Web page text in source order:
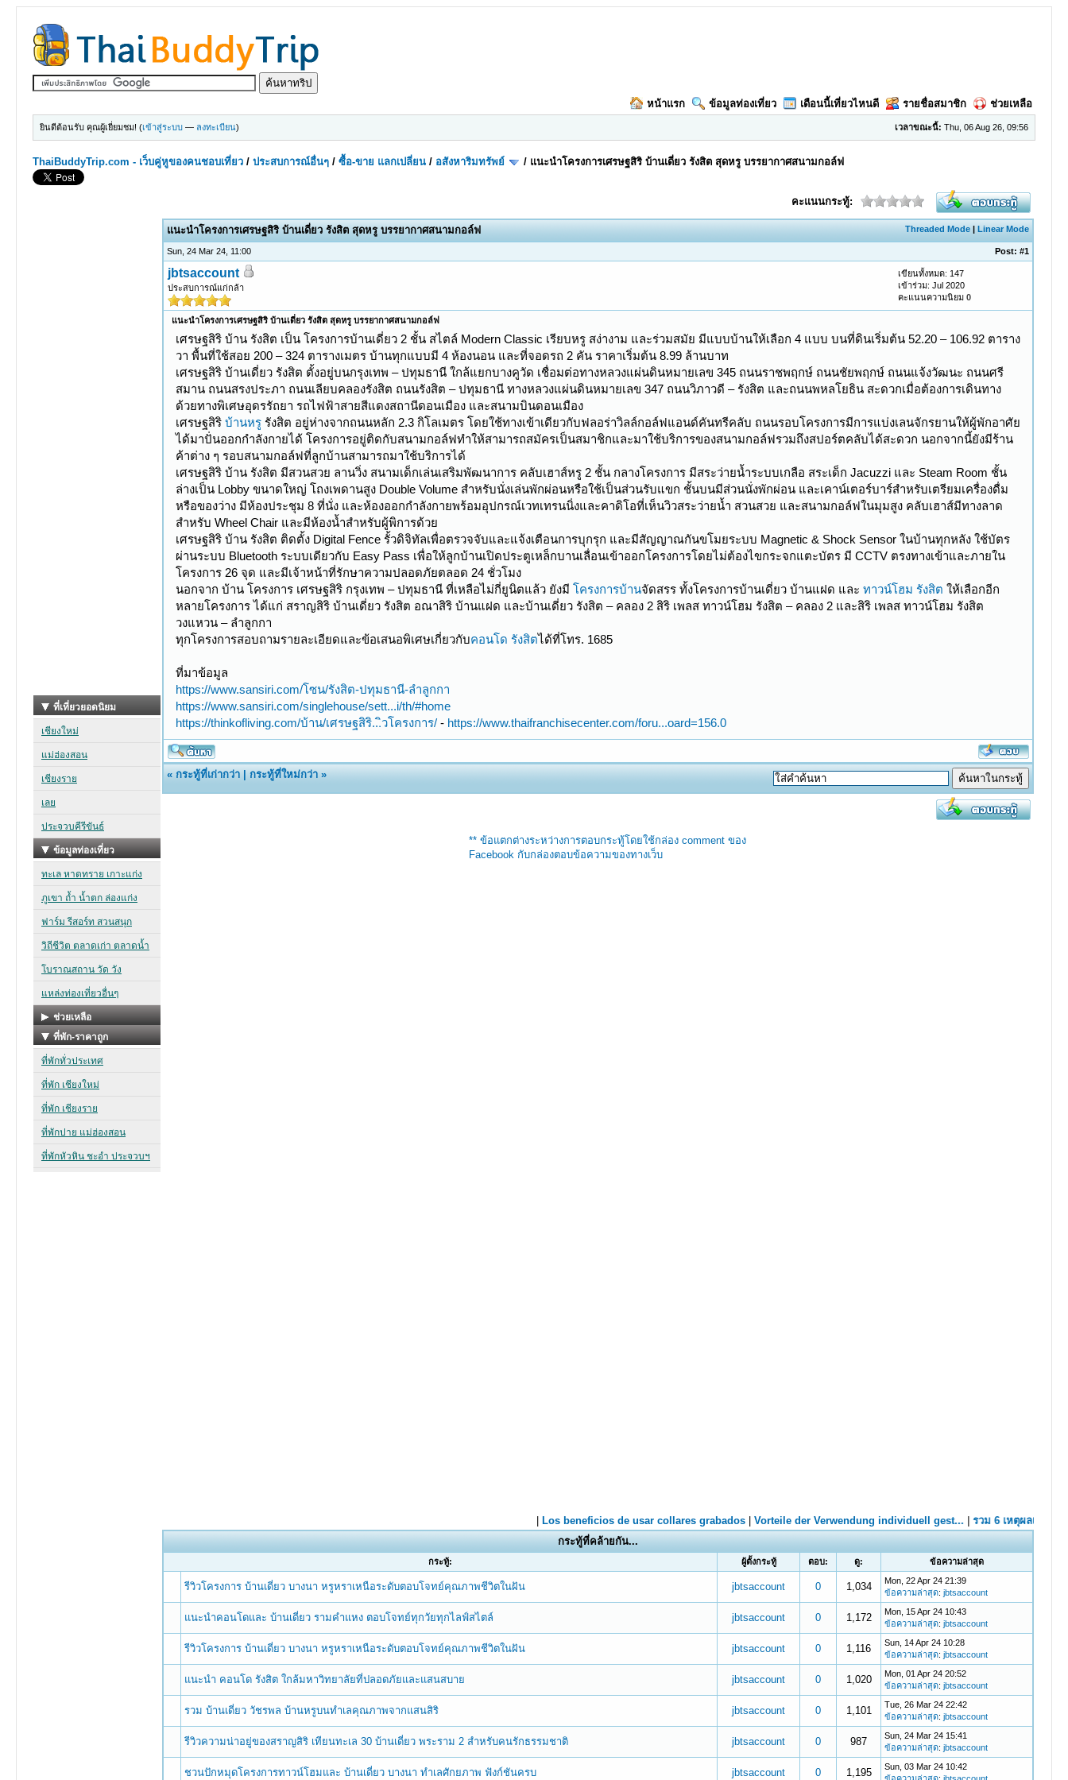
หน้าแรก ข้อมูลท่องเที่ยว เดือนนี้เที่ยวไหนดี รายชื่อสมาชิก ช่วยเหลือ
เวลาขณะนี้: Thu, 06 Aug 26, 09:56
ยินดีต้อนรับ คุณผู้เยี่ยมชม! (เข้าสู่ระบบ — ลงทะเบียน)
ThaiBuddyTrip.com - เว็บคู่หูของคนชอบเที่ยว /ประสบการณ์อื่นๆ /ซื้อ-ขาย แลกเปลี่ยน / อสังหาริมทรัพย์ / แนะนำโครงการเศรษฐสิริ บ้านเดี่ยว รังสิต สุดหรู บรรยากาศสนามกอล์ฟ
คะแนนกระทู้:
Threaded Mode |Linear Mode
แนะนำโครงการเศรษฐสิริ บ้านเดี่ยว รังสิต สุดหรู บรรยากาศสนามกอล์ฟ
Sun, 24 Mar 24, 11:00 Post:#1
jbtsaccount
ประสบการณ์แก่กล้า
เขียนทั้งหมด: 147
เข้าร่วม: Jul 2020
คะแนนความนิยม0
แนะนำโครงการเศรษฐสิริ บ้านเดี่ยว รังสิต สุดหรู บรรยากาศสนามกอล์ฟ
เศรษฐสิริ บ้าน รังสิต เป็น โครงการบ้านเดี่ยว 2 ชั้น สไตล์ Modern Classic เรียบหรู สง่างาม และร่วมสมัย มีแบบบ้านให้เลือก 4 แบบ บนที่ดินเริ่มต้น 52.20 – 106.92 ตาราง
วา พื้นที่ใช้สอย 200 – 324 ตารางเมตร บ้านทุกแบบมี 4 ห้องนอน และที่จอดรถ 2 คัน ราคาเริ่มต้น 8.99 ล้านบาท
เศรษฐสิริ บ้านเดี่ยว รังสิต ตั้งอยู่บนกรุงเทพ – ปทุมธานี ใกล้แยกบางคูวัด เชื่อมต่อทางหลวงแผ่นดินหมายเลข 345 ถนนราชพฤกษ์ ถนนชัยพฤกษ์ ถนนแจ้งวัฒนะ ถนนศรี
สมาน ถนนสรงประภา ถนนเลียบคลองรังสิต ถนนรังสิต – ปทุมธานี ทางหลวงแผ่นดินหมายเลข 347 ถนนวิภาวดี – รังสิต และถนนพหลโยธิน สะดวกเมื่อต้องการเดินทาง
ด้วยทางพิเศษอุดรรัถยา รถไฟฟ้าสายสีแดงสถานีดอนเมือง และสนามบินดอนเมือง
เศรษฐสิริบ้านหรู รังสิต อยู่ห่างจากถนนหลัก 2.3 กิโลเมตร โดยใช้ทางเข้าเดียวกับฟลอร่าวิลล์กอล์ฟแอนด์คันทรีคลับ ถนนรอบโครงการมีการแบ่งเลนจักรยานให้ผู้พักอาศัย
ได้มาปั่นออกกำลังกายได้ โครงการอยู่ติดกับสนามกอล์ฟทำให้สามารถสมัครเป็นสมาชิกและมาใช้บริการของสนามกอล์ฟรวมถึงสปอร์ตคลับได้สะดวก นอกจากนี้ยังมีร้าน
ค้าต่าง ๆ รอบสนามกอล์ฟที่ลูกบ้านสามารถมาใช้บริการได้
เศรษฐสิริ บ้าน รังสิต มีสวนสวย ลานวิ่ง สนามเด็กเล่นเสริมพัฒนาการ คลับเฮาส์หรู 2 ชั้น กลางโครงการ มีสระว่ายน้ำระบบเกลือ สระเด็ก Jacuzzi และ Steam Room ชั้น
ล่างเป็น Lobby ขนาดใหญ่ โถงเพดานสูง Double Volume สำหรับนั่งเล่นพักผ่อนหรือใช้เป็นส่วนรับแขก ชั้นบนมีส่วนนั่งพักผ่อน และเคาน์เตอร์บาร์สำหรับเตรียมเครื่องดื่ม
หรือของว่าง มีห้องประชุม 8 ที่นั่ง และห้องออกกำลังกายพร้อมอุปกรณ์เวทเทรนนิ่งและคาดิโอที่เห็นวิวสระว่ายน้ำ สวนสวย และสนามกอล์ฟในมุมสูง คลับเฮาส์มีทางลาด
สำหรับ Wheel Chair และมีห้องน้ำสำหรับผู้พิการด้วย
เศรษฐสิริ บ้าน รังสิต ติดตั้ง Digital Fence รั้วดิจิทัลเพื่อตรวจจับและแจ้งเตือนการบุกรุก และมีสัญญาณกันขโมยระบบ Magnetic & Shock Sensor ในบ้านทุกหลัง ใช้บัตร
ผ่านระบบ Bluetooth ระบบเดียวกับ Easy Pass เพื่อให้ลูกบ้านเปิดประตูเหล็กบานเลื่อนเข้าออกโครงการโดยไม่ต้องไขกระจกแตะบัตร มี CCTV ตรงทางเข้าและภายใน
โครงการ 26 จุด และมีเจ้าหน้าที่รักษาความปลอดภัยตลอด 24 ชั่วโมง
นอกจาก บ้าน โครงการ เศรษฐสิริ กรุงเทพ – ปทุมธานี ที่เหลือไม่กี่ยูนิตแล้ว ยังมีโครงการบ้านจัดสรร ทั้งโครงการบ้านเดี่ยว บ้านแฝด และทาวน์โฮม รังสิต ให้เลือกอีก
หลายโครงการ ได้แก่ สราญสิริ บ้านเดี่ยว รังสิต อณาสิริ บ้านแฝด และบ้านเดี่ยว รังสิต – คลอง 2 สิริ เพลส ทาวน์โฮม รังสิต – คลอง 2 และสิริ เพลส ทาวน์โฮม รังสิต
วงแหวน – ลำลูกกา
ทุกโครงการสอบถามรายละเอียดและข้อเสนอพิเศษเกี่ยวกับคอนโด รังสิตได้ที่โทร. 1685
ที่มาข้อมูล
https://www.sansiri.com/โซน/รังสิต-ปทุมธานี-ลำลูกกา
https://www.sansiri.com/singlehouse/sett...i/th/#home
https://thinkofliving.com/บ้าน/เศรษฐสิริ...ิวโครงการ/ - https://www.thaifranchisecenter.com/foru...oard=156.0
«กระทู้ที่เก่ากว่า |กระทู้ที่ใหม่กว่า »
** ข้อแตกต่างระหว่างการตอบกระทู้โดยใช้กล่อง comment ของ
Facebook กับกล่องตอบข้อความของทางเว็บ
กระทู้ที่คล้ายกัน...
กระทู้: ผู้ตั้งกระทู้ ตอบ: ดู: ข้อความล่าสุด
รีวิวโครงการ บ้านเดี่ยว บางนา หรูหราเหนือระดับตอบโจทย์คุณภาพชีวิตในฝัน jbtsaccount 0 1,034
Mon, 22 Apr 24 21:39
ข้อความล่าสุด:jbtsaccount
แนะนำคอนโดและ บ้านเดี่ยว รามคำแหง ตอบโจทย์ทุกวัยทุกไลฟ์สไตล์ jbtsaccount 0 1,172
Mon, 15 Apr 24 10:43
ข้อความล่าสุด:jbtsaccount
รีวิวโครงการ บ้านเดี่ยว บางนา หรูหราเหนือระดับตอบโจทย์คุณภาพชีวิตในฝัน jbtsaccount 0 1,116
Sun, 14 Apr 24 10:28
ข้อความล่าสุด:jbtsaccount
แนะนำ คอนโด รังสิต ใกล้มหาวิทยาลัยที่ปลอดภัยและแสนสบาย jbtsaccount 0 1,020
Mon, 01 Apr 24 20:52
ข้อความล่าสุด:jbtsaccount
รวม บ้านเดี่ยว วัชรพล บ้านหรูบนทำเลคุณภาพจากแสนสิริ jbtsaccount 0 1,101
Tue, 26 Mar 24 22:42
ข้อความล่าสุด:jbtsaccount
รีวิวความน่าอยู่ของสราญสิริ เทียนทะเล 30 บ้านเดี่ยว พระราม 2 สำหรับคนรักธรรมชาติ jbtsaccount 0 987
Sun, 24 Mar 24 15:41
ข้อความล่าสุด:jbtsaccount
ชวนปักหมุดโครงการทาวน์โฮมและ บ้านเดี่ยว บางนา ทำเลศักยภาพ ฟังก์ชันครบ jbtsaccount 0 1,195
Sun, 03 Mar 24 10:42